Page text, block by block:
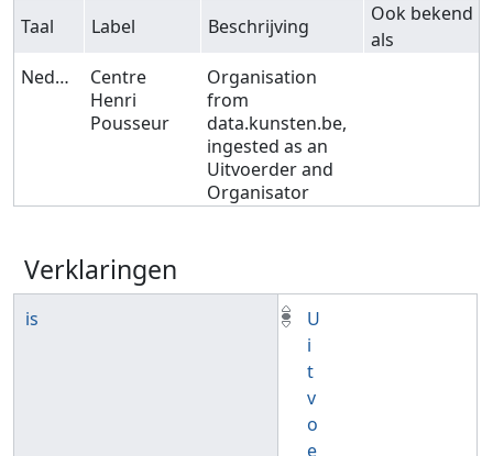
Taal Label Beschrijving
Ook bekend
als
Nederlands
Centre
Henri
Pousseur
Organisation
from
data.kunsten.be,
ingested as an
Uitvoerder and
Organisator
Verklaringen
is
U
i
t
v
o
e